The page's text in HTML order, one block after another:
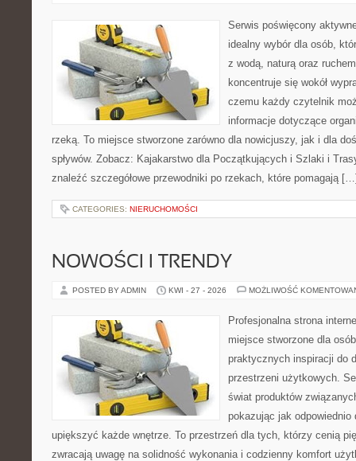
Serwis poświęcony
idealny wybór dla osób,
z wodą, naturą oraz
koncentruje się wokół
czemu każdy czytelnik
informacje dotyczące
rzeką. To miejsce stworzone zarówno dla nowicjuszy, jak i dla
spływów. Zobacz: Kajakarstwo dla Początkujących i Szlaki i
znaleźć szczegółowe przewodniki po rzekach, które pomagają
CATEGORIES: NIERUCHOMOŚCI
NOWOŚCI I TRENDY
POSTED BY ADMIN KWI - 27 - 2026 MOŻLIWOŚĆ
Profesjonalna strona
miejsce stworzone dla
praktycznych inspiracji do
przestrzeni użytkowych.
świat produktów
pokazując jak odpowiednio
upiększyć każde wnętrze. To przestrzeń dla tych, którzy cenią
zwracają uwagę na solidność wykonania i codzienny komfort